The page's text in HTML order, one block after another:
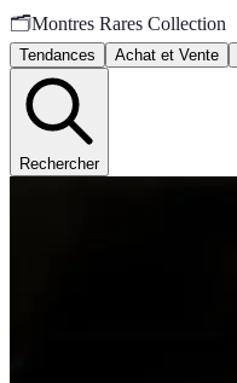
🗂️Montres Rares Collection
Tendances Achat et Vente
Rechercher